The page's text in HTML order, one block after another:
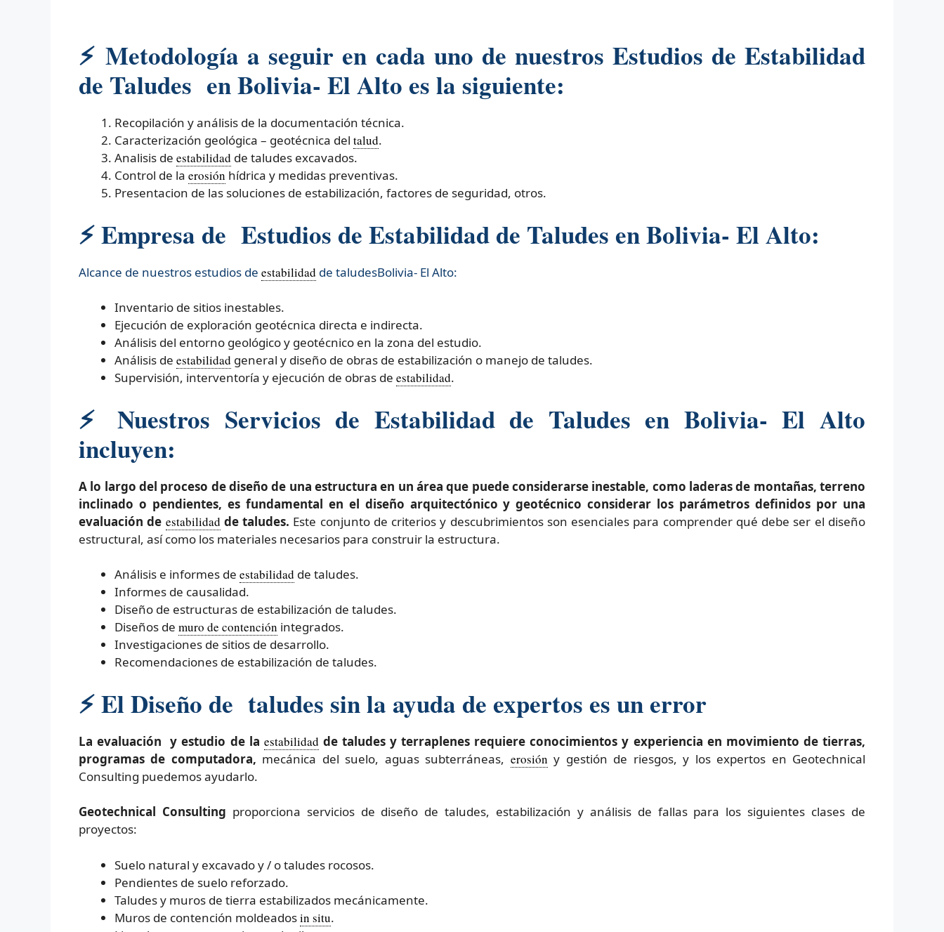
⚡ Metodología a seguir en cada uno de nuestros Estudios de Estabilidad
de Taludes en Bolivia- El Alto es la siguiente:
Recopilación y análisis de la documentación técnica.
Caracterización geológica – geotécnica del talud.
Analisis de estabilidad de taludes excavados.
Control de la erosión hídrica y medidas preventivas.
Presentacion de las soluciones de estabilización, factores de seguridad, otros.
⚡ Empresa de Estudios de Estabilidad de Taludes en Bolivia- El Alto:
Alcance de nuestros estudios de estabilidad de taludesBolivia- El Alto:​
Inventario de sitios inestables.
Ejecución de exploración geotécnica directa e indirecta.
Análisis del entorno geológico y geotécnico en la zona del estudio.
Análisis de estabilidad general y diseño de obras de estabilización o manejo de taludes.
Supervisión, interventoría y ejecución de obras de estabilidad.
⚡
Nuestros Servicios de Estabilidad de Taludes en Bolivia- El Alto
incluyen:
A lo largo del proceso de diseño de una estructura en un área que puede considerarse inestable, como laderas de montañas, terreno
inclinado o pendientes, es fundamental en el diseño arquitectónico y geotécnico considerar los parámetros definidos por una
evaluación de estabilidad de taludes. Este conjunto de criterios y descubrimientos son esenciales para comprender qué debe ser el diseño
estructural, así como los materiales necesarios para construir la estructura.
Análisis e informes de estabilidad de taludes.
Informes de causalidad.
Diseño de estructuras de estabilización de taludes.
Diseños de muro de contención integrados.
Investigaciones de sitios de desarrollo.
Recomendaciones de estabilización de taludes.
⚡El Diseño de taludes sin la ayuda de expertos es un error
La evaluación y estudio de la estabilidad de taludes y terraplenes requiere conocimientos y experiencia en movimiento de tierras,
programas de computadora, mecánica del suelo, aguas subterráneas, erosión y gestión de riesgos, y los expertos en Geotechnical
Consulting puedemos ayudarlo.
Geotechnical Consulting proporciona servicios de diseño de taludes, estabilización y análisis de fallas para los siguientes clases de
proyectos:
Suelo natural y excavado y / o taludes rocosos.
Pendientes de suelo reforzado.
Taludes y muros de tierra estabilizados mecánicamente.
Muros de contención moldeadosin situ.